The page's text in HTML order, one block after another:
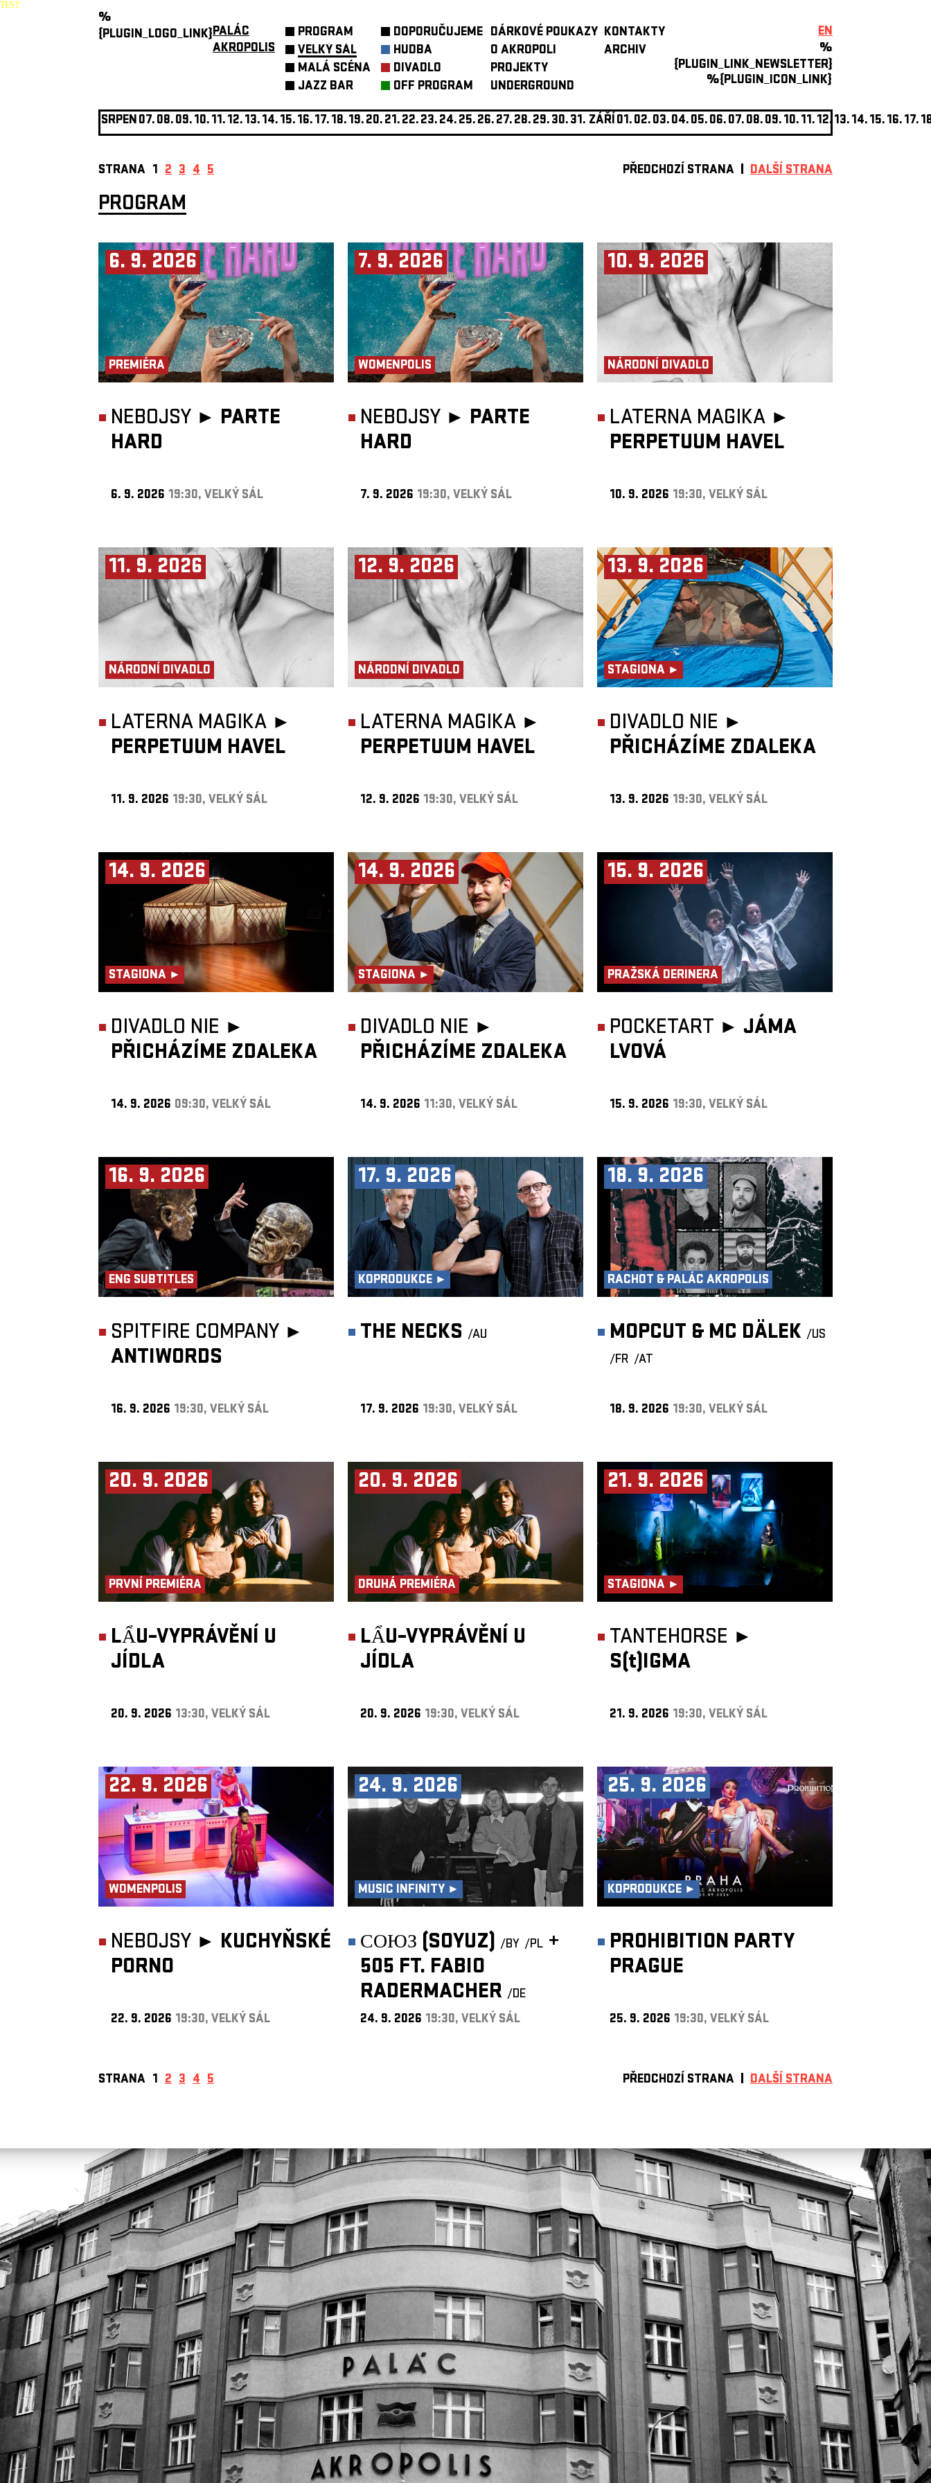
TEST
%
{PLUGIN_LOGO_LINK}PALÁC
AKROPOLIS
PROGRAM
VELKÝ SÁL
MALÁ SCÉNA
JAZZ BAR
DOPORUČUJEME
HUDBA
DIVADLO
OFF PROGRAM
DÁRKOVÉ POUKAZY
O AKROPOLI
PROJEKTY
UNDERGROUND
KONTAKTY
ARCHIV
EN
%
{PLUGIN_LINK_NEWSLETTER}
%{PLUGIN_ICON_LINK}
SRPEN07.08.09.10.11.12.13.14.15.16.17.18.19.20.21.22.23.24.25.26.27.28.29.30.31. ZÁŘÍ01.02.03.04.05.06.07.08.09.10.11.12. 13.14.15.16.17.
STRANA 1 2 3 4 5 PŘEDCHOZÍ STRANA DALŠÍ STRANA
PROGRAM
6. 9. 2026
PREMIÉRA
NEBOJSY ► PARTE
HARD
6. 9. 2026 19:30, VELKÝ SÁL
7. 9. 2026
WOMENPOLIS
NEBOJSY ► PARTE
HARD
7. 9. 2026 19:30, VELKÝ SÁL
10. 9. 2026
NÁRODNÍ DIVADLO
LATERNA MAGIKA ►
PERPETUUM HAVEL
10. 9. 2026 19:30, VELKÝ SÁL
11. 9. 2026
NÁRODNÍ DIVADLO
LATERNA MAGIKA ►
PERPETUUM HAVEL
11. 9. 2026 19:30, VELKÝ SÁL
12. 9. 2026
NÁRODNÍ DIVADLO
LATERNA MAGIKA ►
PERPETUUM HAVEL
12. 9. 2026 19:30, VELKÝ SÁL
13. 9. 2026
STAGIONA ►
DIVADLO NIE ►
PŘICHÁZÍME ZDALEKA
13. 9. 2026 19:30, VELKÝ SÁL
14. 9. 2026
STAGIONA ►
DIVADLO NIE ►
PŘICHÁZÍME ZDALEKA
14. 9. 2026 09:30, VELKÝ SÁL
14. 9. 2026
STAGIONA ►
DIVADLO NIE ►
PŘICHÁZÍME ZDALEKA
14. 9. 2026 11:30, VELKÝ SÁL
15. 9. 2026
PRAŽSKÁ DERINERA
POCKETART ► JÁMA
LVOVÁ
15. 9. 2026 19:30, VELKÝ SÁL
16. 9. 2026
ENG SUBTITLES
SPITFIRE COMPANY ►
ANTIWORDS
16. 9. 2026 19:30, VELKÝ SÁL
17. 9. 2026
KOPRODUKCE ►
THE NECKS /AU
17. 9. 2026 19:30, VELKÝ SÁL
18. 9. 2026
RACHOT & PALÁC AKROPOLIS
MOPCUT & MC DÄLEK /US
/FR /AT
18. 9. 2026 19:30, VELKÝ SÁL
20. 9. 2026
PRVNÍ PREMIÉRA
LẨU–VYPRÁVĚNÍ U
JÍDLA
20. 9. 2026 13:30, VELKÝ SÁL
20. 9. 2026
DRUHÁ PREMIÉRA
LẨU–VYPRÁVĚNÍ U
JÍDLA
20. 9. 2026 19:30, VELKÝ SÁL
21. 9. 2026
STAGIONA ►
TANTEHORSE ►
S(t)IGMA
21. 9. 2026 19:30, VELKÝ SÁL
22. 9. 2026
WOMENPOLIS
NEBOJSY ► KUCHYŇSKÉ
PORNO
22. 9. 2026 19:30, VELKÝ SÁL
24. 9. 2026
MUSIC INFINITY ►
СОЮЗ (SOYUZ) /BY /PL +
505 FT. FABIO
RADERMACHER /DE
24. 9. 2026 19:30, VELKÝ SÁL
25. 9. 2026
KOPRODUKCE ►
PROHIBITION PARTY
PRAGUE
25. 9. 2026 19:30, VELKÝ SÁL
STRANA 1 2 3 4 5 PŘEDCHOZÍ STRANA DALŠÍ STRANA